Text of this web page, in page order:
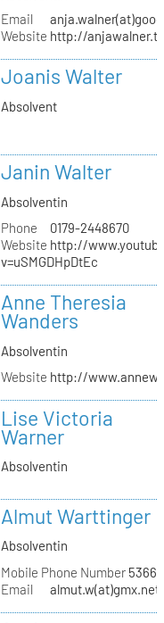
Email
Website http://
Joanis Walter
Absolvent
Janin Walter
Absolventin
Phone
0179-2448670
Website http://
v=uSMGDHpDtEc
Anne Theresia
Wanders
Absolventin
Website http://
Lise Victoria
Warner
Absolventin
Almut Warttinger
Absolventin
Mobile Phone Number
Email
almut.w(at)gmx.net